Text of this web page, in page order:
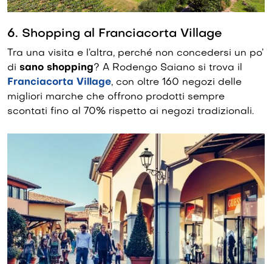
6. Shopping al Franciacorta Village
Tra una visita e l’altra, perché non concedersi un po’
di sano shopping? A Rodengo Saiano si trova il
Franciacorta Village, con oltre 160 negozi delle
migliori marche che offrono prodotti sempre
scontati fino al 70% rispetto ai negozi tradizionali.